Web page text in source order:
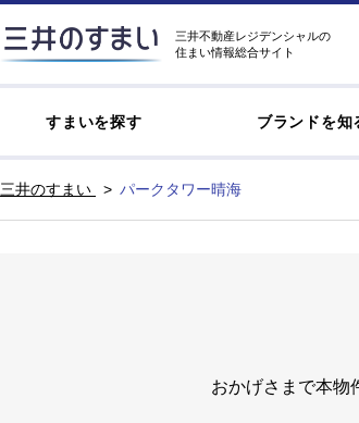
三井不動産レジデンシャルの
住まい情報総合サイト
すまいを探す ブランドを知
三井のすまい パークタワー晴海
おかげさまで本物